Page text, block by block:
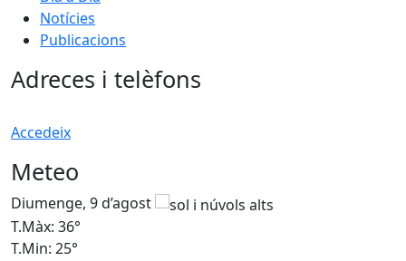
Notícies
Publicacions
Adreces i telèfons
Accedeix
Meteo
Diumenge, 9 d’agost
T.Màx: 36°
T.Min: 25°